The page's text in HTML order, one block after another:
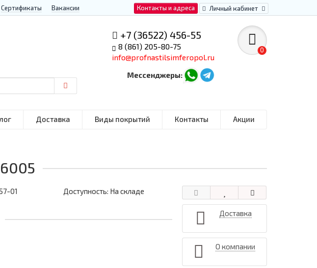
Контакты и адреса Личный кабинет
Сертификаты Вакансии
+7 (36522) 456-55
8 (861) 205-80-75
info@profnastilsimferopol.ru
Мессенджеры:
0
Доставка Виды покрытий Контакты Акции
01
Доступность: На складе
Доставка
О компании